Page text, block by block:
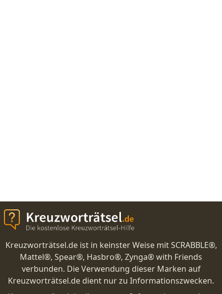
Kreuzworträtsel.de ist in keinster Weise mit SCRABBLE®,
Mattel®, Spear®, Hasbro®, Zynga® with Friends
verbunden. Die Verwendung dieser Marken auf
Kreuzworträtsel.de dient nur zu Informationszwecken.